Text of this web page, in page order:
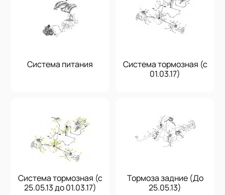
Система питания
Система тормозная (с
01.03.17)
Система тормозная (с
25.05.13 до 01.03.17)
Тормоза задние (До
25.05.13)